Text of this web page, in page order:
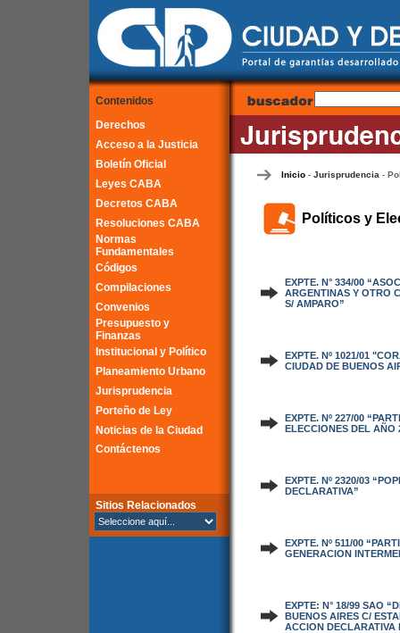
Contenidos
Derechos
Acceso a la Justicia
Boletín Oficial
Leyes CABA
Decretos CABA
Resoluciones CABA
Normas
Fundamentales
Códigos
Compilaciones
Convenios
Presupuesto y
Finanzas
Institucional y Político
Planeamiento Urbano
Jurisprudencia
Porteño de Ley
Noticias de la Ciudad
Contáctenos
Sitios Relacionados
Inicio - Jurisprudencia -
Políticos y
EXPTE. N° 334/00
ARGENTINAS Y OTRO
S/ AMPARO”
EXPTE. Nº 1021/01
CIUDAD DE BUENOS
EXPTE. Nº 227/00
ELECCIONES DEL AÑO
EXPTE. Nº 2320/03
DECLARATIVA”
EXPTE. Nº 511/00
GENERACION
EXPTE: N° 18/99 SAO
BUENOS AIRES C/
ACCION DECLARATIVA